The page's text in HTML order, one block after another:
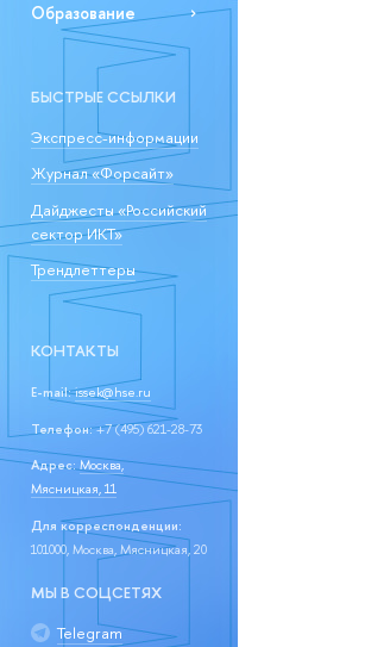
Образование
БЫСТРЫЕ ССЫЛКИ
Экспресс-информации
Журнал «Форсайт»
Дайджесты «Российский
сектор ИКТ»
Трендлеттеры
КОНТАКТЫ
E-mail:issek@hse.ru
Телефон:+7 (495) 621-28-73
Адрес: Москва,
Мясницкая, 11
Для корреспонденции:
101000, Москва, Мясницкая, 20
МЫ В СОЦСЕТЯХ
Telegram